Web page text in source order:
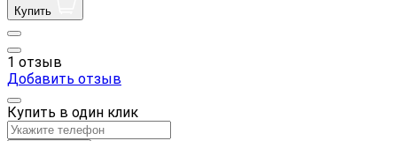
Купить
1 отзыв
Добавить отзыв
Купить в один клик